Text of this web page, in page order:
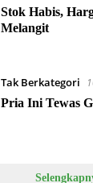
Stok Habis,
Melangit
Tak Berkategori
Pria Ini Tewas